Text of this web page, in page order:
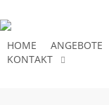
to
main
content
HOME ANGEBOTE
KONTAKT